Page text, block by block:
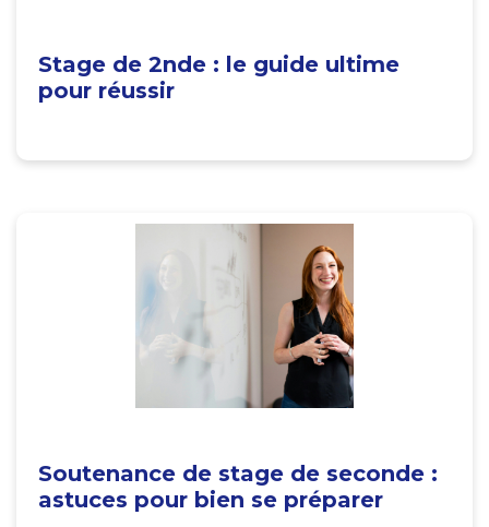
Stage de 2nde : le guide ultime
pour réussir
Soutenance de stage de seconde :
astuces pour bien se préparer